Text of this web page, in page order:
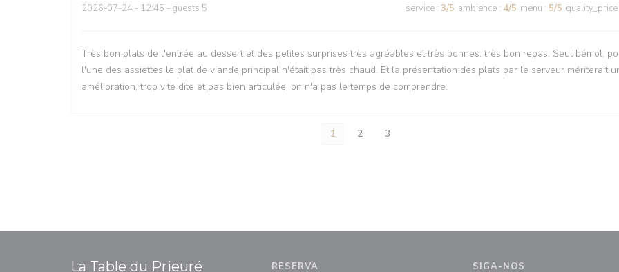
2026-07-24 - 12:45 - guests 5 service : 3/5 ambience : 4/5 menu : 5/5 quality_price
Très bon plats de l'entrée au dessert et des petites surprises très agréables et très bonnes. très bon repas. Seul bémol,
l'une des assiettes le plat de viande principal n'était pas très chaud. Et la présentation des plats par le serveur mériterait
amélioration, trop vite dite et pas bien articulée, on n'a pas le temps de comprendre.
1 2 3
La Table du Prieuré RESERVA SIGA-NOS